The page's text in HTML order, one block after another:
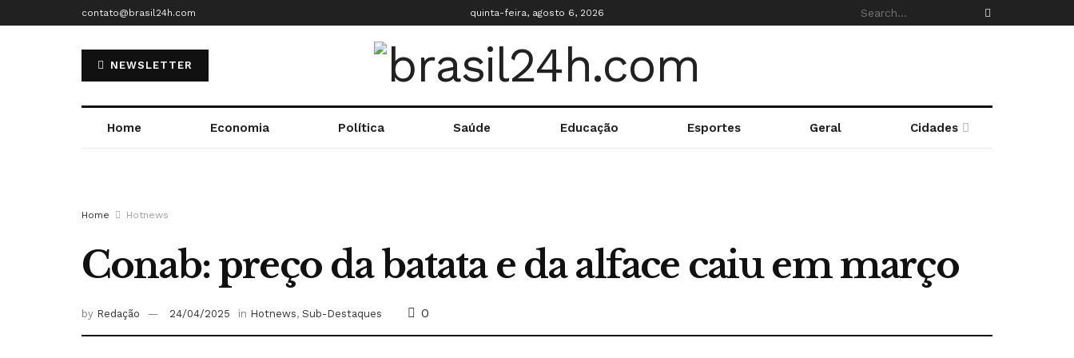
contato@brasil24h.com quinta-feira, agosto 6, 2026
NEWSLETTER
Home Economia Política Saúde Educação Esportes Geral Cidades
Home Hotnews
Conab: preço da batata e da alface caiu em março
by Redação 24/04/2025 in Hotnews, Sub-Destaques 0